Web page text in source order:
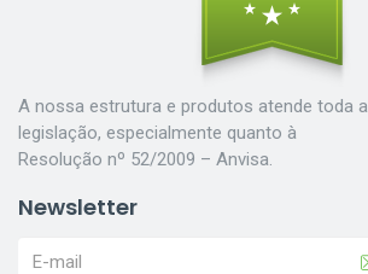
A nossa estrutura e produtos atende toda a
legislação, especialmente quanto à
Resolução nº 52/2009 – Anvisa.
Newsletter